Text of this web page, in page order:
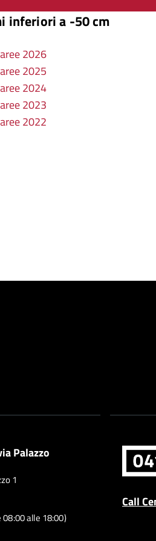
inferiori a -50 cm
2026
2025
2024
2023
2022
Palazzo
1
08:00 alle 18:00)
Call